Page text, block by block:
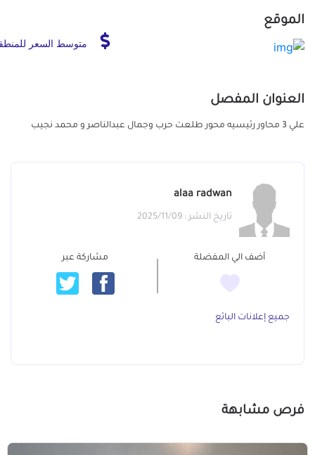
الموقع
متوسط السعر
العنوان المفصل
علي 3 محاور رئيسيه محور طلعت حرب وجمال عبدالناصر و محمد نجيب
alaa radwan
تاريخ النشر : 2025/11/09
أضف الي المفضلة مشاركة عبر
جميع إعلانات البائع
فرص مشابهة